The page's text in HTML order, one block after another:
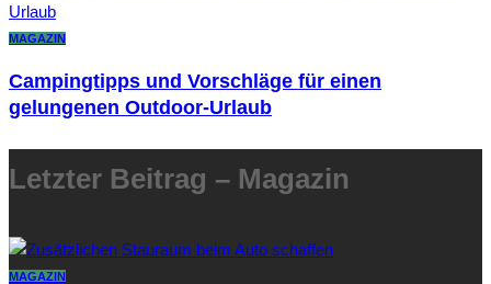
MAGAZIN
Campingtipps und Vorschläge für einen
gelungenen Outdoor-Urlaub
Letzter Beitrag – Magazin
MAGAZIN